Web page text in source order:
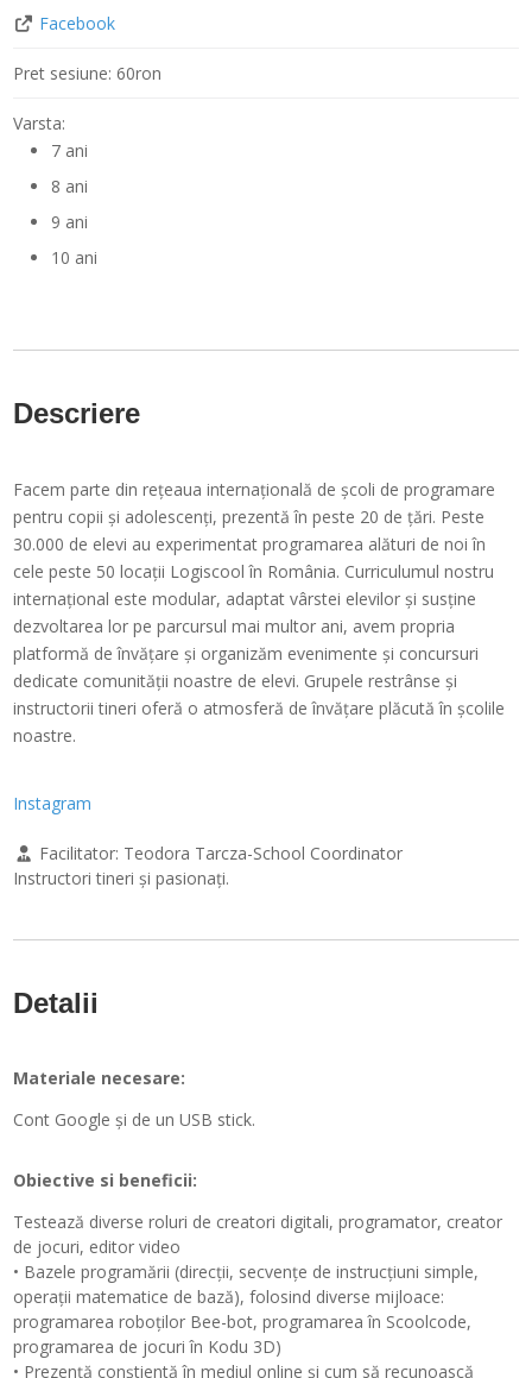
Facebook
Pret sesiune:60ron
Varsta:
7 ani
8 ani
9 ani
10 ani
Descriere
Facem parte din rețeaua internațională de școli de programare
pentru copii și adolescenți, prezentă în peste 20 de țări. Peste
30.000 de elevi au experimentat programarea alături de noi în
cele peste 50 locații Logiscool în România. Curriculumul nostru
internațional este modular, adaptat vârstei elevilor și susține
dezvoltarea lor pe parcursul mai multor ani, avem propria
platformă de învățare și organizăm evenimente și concursuri
dedicate comunității noastre de elevi. Grupele restrânse și
instructorii tineri oferă o atmosferă de învățare plăcută în școlile
noastre.
Instagram
Facilitator: Teodora Tarcza-School Coordinator
Instructori tineri și pasionați.
Detalii
Materiale necesare:
Cont Google și de un USB stick.
Obiective si beneficii:
Testează diverse roluri de creatori digitali, programator, creator
de jocuri, editor video
• Bazele programării (direcții, secvențe de instrucțiuni simple,
operații matematice de bază), folosind diverse mijloace:
programarea roboților Bee-bot, programarea în Scoolcode,
programarea de jocuri în Kodu 3D)
• Prezență conștientă în mediul online și cum să recunoască